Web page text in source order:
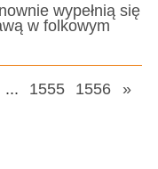
wypełnią się
w folkowym
... 1555 1556 »